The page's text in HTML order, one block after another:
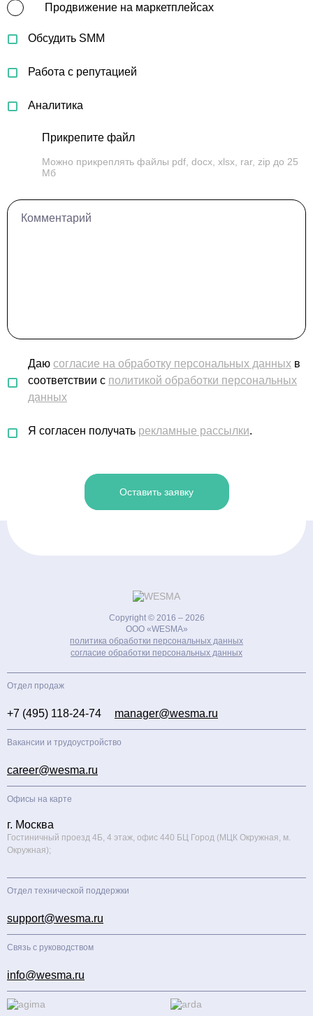
Продвижение на маркетплейсах
Обсудить SMM
Работа с репутацией
Аналитика
Прикрепите файл
Можно прикреплять файлы pdf, docx, xlsx, rar, zip до 25
Мб
Комментарий
Даю согласие на обработку персональных данных в
соответствии с политикой обработки персональных
данных
Я согласен получать рекламные рассылки.
Оставить заявку
Copyright © 2016 – 2026
ООО «WESMA»
политика обработки персональных данных
cогласие обработки персональных данных
Отдел продаж
+7 (495) 118-24-74 manager@wesma.ru
Вакансии и трудоустройство
career@wesma.ru
Офисы на карте
г. Москва
Гостиничный проезд 4Б, 4 этаж, офис 440 БЦ Город (МЦК Окружная, м.
Окружная);
Отдел технической поддержки
support@wesma.ru
Связь с руководством
info@wesma.ru